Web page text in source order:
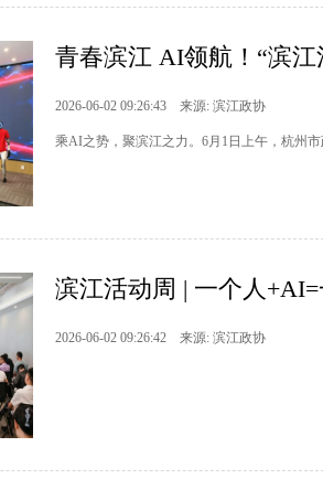
青春滨江 AI领航！“滨
2026-06-02 09:26:43 来源: 滨江政协
乘AI之势，聚滨江之力。6月1日上午，杭州
滨江活动周 | 一个人
2026-06-02 09:26:42 来源: 滨江政协